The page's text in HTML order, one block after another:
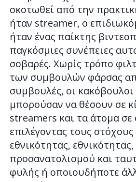
σκοτωθεί από την
ήταν streamer, ο
ήταν ένας παίκτης
παγκόσμιες συνέπειες
σοβαρές. Χωρίς τρόπο
των συμβουλών φάρσας
συμβουλές, οι
μπορούσαν να θέσουν σε
streamers και τα άτομα σε
επιλέγοντας τους
εθνικότητας,
προσανατολισμού και
φυλής ή οποιουδήποτε